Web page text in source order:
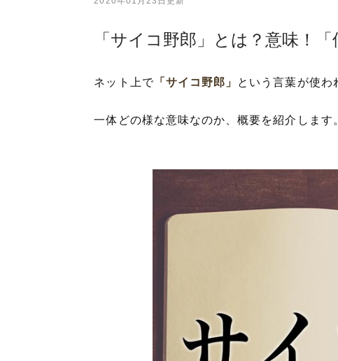
「サイコ野郎」とは？意味！
ネット上で「サイコ野郎」 という言葉が使わ
一体どの様な意味なのか、概要を紹介します